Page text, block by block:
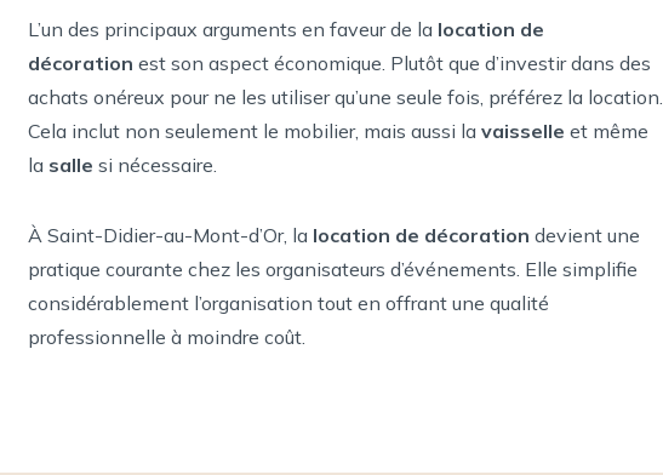
L’un des principaux arguments en faveur de la location de
décoration est son aspect économique. Plutôt que d’investir dans des
achats onéreux pour ne les utiliser qu’une seule fois, préférez la location.
Cela inclut non seulement le mobilier, mais aussi la vaisselle et même
la salle si nécessaire.
À Saint-Didier-au-Mont-d’Or, la location de décoration devient une
pratique courante chez les organisateurs d’événements. Elle simplifie
considérablement l’organisation tout en offrant une qualité
professionnelle à moindre coût.